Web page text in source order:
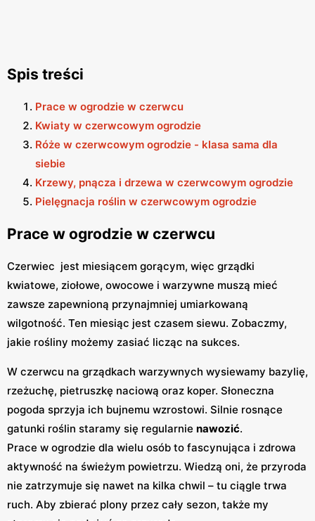
Spis treści
Prace w ogrodzie w czerwcu
Kwiaty w czerwcowym ogrodzie
Róże w czerwcowym ogrodzie - klasa sama dla
siebie
Krzewy, pnącza i drzewa w czerwcowym ogrodzie
Pielęgnacja roślin w czerwcowym ogrodzie
Prace w ogrodzie w czerwcu
Czerwiec jest miesiącem gorącym, więc grządki
kwiatowe, ziołowe, owocowe i warzywne muszą mieć
zawsze zapewnioną przynajmniej umiarkowaną
wilgotność. Ten miesiąc jest czasem siewu. Zobaczmy,
jakie rośliny możemy zasiać licząc na sukces.
W czerwcu na grządkach warzywnych wysiewamy bazylię,
rzeżuchę, pietruszkę naciową oraz koper. Słoneczna
pogoda sprzyja ich bujnemu wzrostowi. Silnie rosnące
gatunki roślin staramy się regularnie nawozić.
Prace w ogrodzie dla wielu osób to fascynująca i zdrowa
aktywność na świeżym powietrzu. Wiedzą oni, że przyroda
nie zatrzymuje się nawet na kilka chwil – tu ciągle trwa
ruch. Aby zbierać plony przez cały sezon, także my